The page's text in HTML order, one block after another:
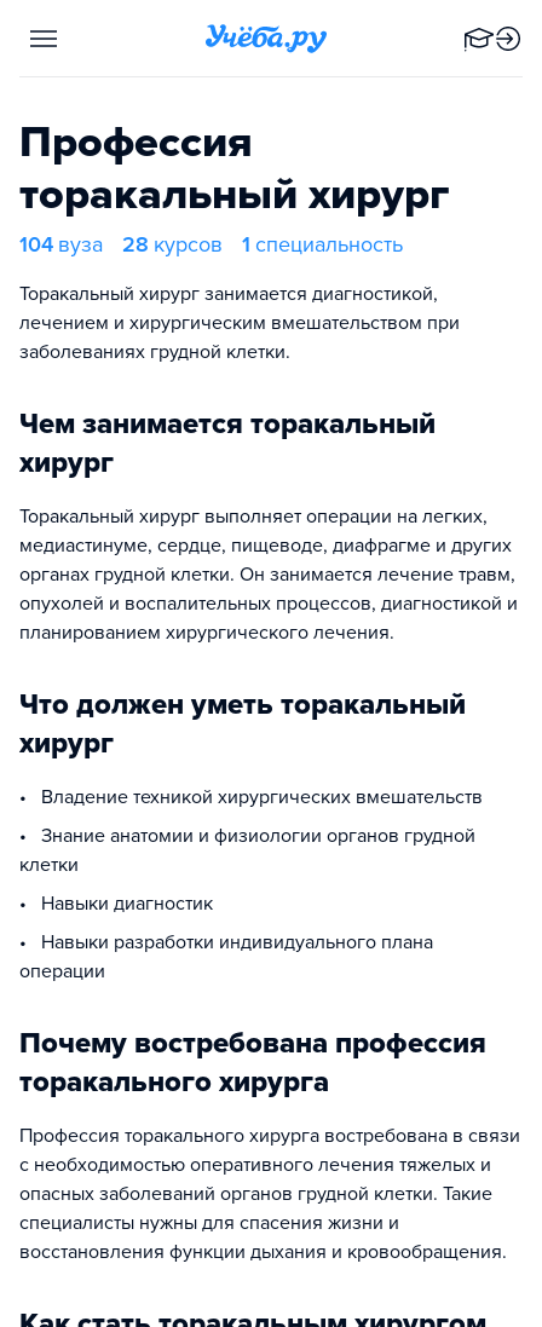
Профессия
торакальный хирург
104 вуза 28 курсов 1 специальность
Торакальный хирург занимается диагностикой,
лечением и хирургическим вмешательством при
заболеваниях грудной клетки.
Чем занимается торакальный
хирург
Торакальный хирург выполняет операции на легких,
медиастинуме, сердце, пищеводе, диафрагме и других
органах грудной клетки. Он занимается лечение травм,
опухолей и воспалительных процессов, диагностикой и
планированием хирургического лечения.
Что должен уметь торакальный
хирург
• Владение техникой хирургических вмешательств
• Знание анатомии и физиологии органов грудной
клетки
• Навыки диагностик
• Навыки разработки индивидуального плана
операции
Почему востребована профессия
торакального хирурга
Профессия торакального хирурга востребована в связи
с необходимостью оперативного лечения тяжелых и
опасных заболеваний органов грудной клетки. Такие
специалисты нужны для спасения жизни и
восстановления функции дыхания и кровообращения.